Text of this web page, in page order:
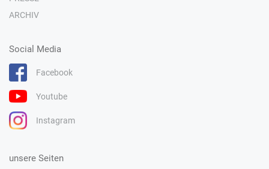
ARCHIV
Social Media
Facebook
Youtube
Instagram
unsere Seiten